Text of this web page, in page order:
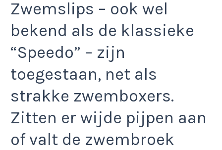
Zwemslips – ook wel
bekend als de klassieke
“Speedo” – zijn
toegestaan, net als
strakke zwemboxers.
Zitten er wijde pijpen aan
of valt de zwembroek